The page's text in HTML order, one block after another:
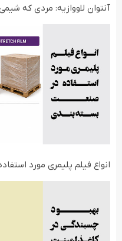
آنتوان لاووازیه: مردی که
انواع فیلم‌ پلیمری مورد